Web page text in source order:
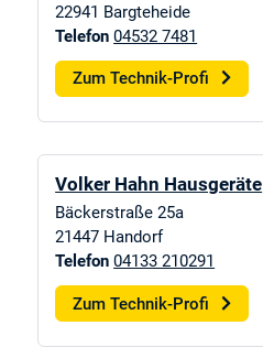
22941 Bargteheide
Telefon 04532 7481
Zum Technik-Profi
Volker Hahn Hausgeräte
Bäckerstraße 25a
21447 Handorf
Telefon 04133 210291
Zum Technik-Profi